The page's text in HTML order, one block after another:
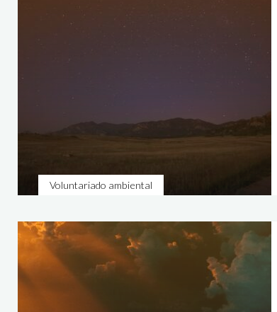
Voluntariado ambiental